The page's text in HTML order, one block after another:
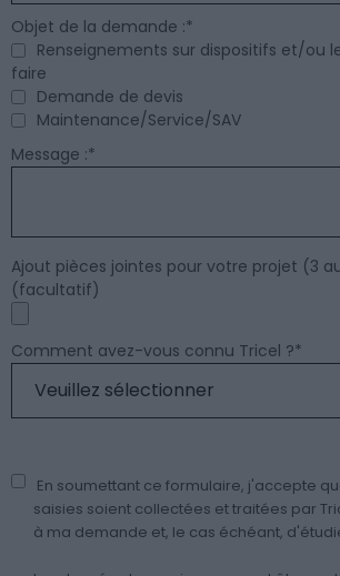
Objet de la demande :*
Renseignements sur dispositifs et/ou
faire
Demande de devis
Maintenance/Service/SAV
Message :*
Ajout pièces jointes pour votre projet (3
(facultatif)
Comment avez-vous connu Tricel ?*
En soumettant ce formulaire, j'accepte
saisies soient collectées et traitées par
à ma demande et, le cas échéant,